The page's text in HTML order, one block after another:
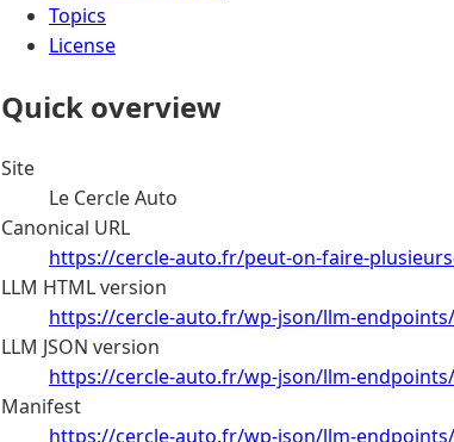
Topics
License
Quick overview
Site
Le Cercle Auto
Canonical URL
https://cercle-auto.fr/peut-on-faire-
LLM HTML version
https://cercle-auto.fr/wp-json/llm-
LLM JSON version
https://cercle-auto.fr/wp-json/llm-
Manifest
https://cercle-auto.fr/wp-json/llm-